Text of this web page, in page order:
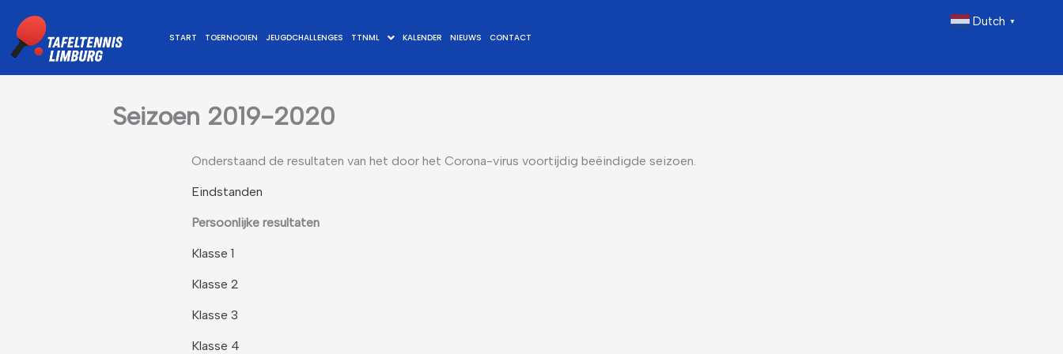
naar
de
START TOERNOOIEN JEUGDCHALLENGES TTNML KALENDER NIEUWS CONTACT
Dutch ▼
Seizoen 2019-2020
Onderstaand de resultaten van het door het Corona-virus voortijdig beëindigde seizoen.
Eindstanden
Persoonlijke resultaten
Klasse 1
Klasse 2
Klasse 3
Klasse 4